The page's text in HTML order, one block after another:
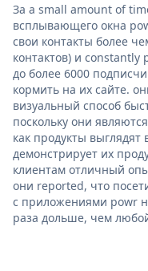
За a small amount of
всплывающего окна
свои контакты более
контактов) и
до более 6000
кормить на их сайте.
визуальный способ
поскольку они
как продукты
демонстрирует их
клиентам отличный
они reported, что
с приложениями powr
раза дольше, чем